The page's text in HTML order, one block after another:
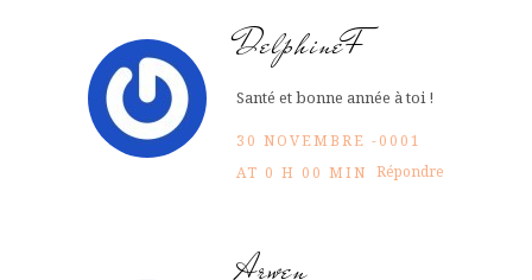
DelphineF
Santé et bonne année à toi !
30 NOVEMBRE -0001
AT 0 H 00 MIN Répondre
Arwen